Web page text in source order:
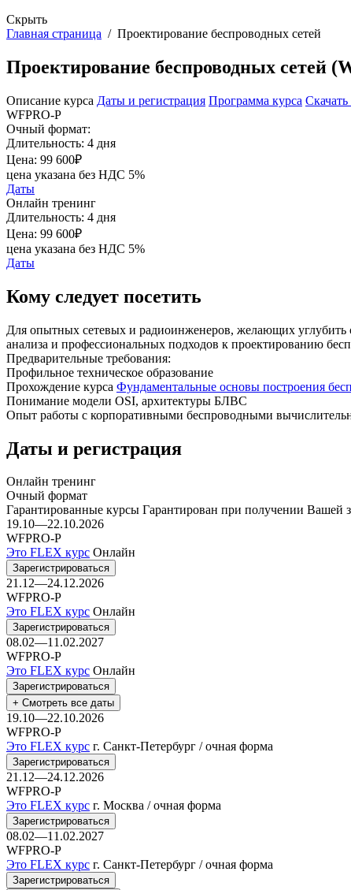
Скрыть
Главная страница / Проектирование беспроводных сетей
Проектирование беспроводных сетей
Описание курса Даты и регистрация Программа курса
WFPRO-P
Очный формат:
Длительность: 4 дня
Цена: 99 600₽
цена указана без НДС 5%
Даты
Онлайн тренинг
Длительность: 4 дня
Цена: 99 600₽
цена указана без НДС 5%
Даты
Кому следует посетить
Для опытных сетевых и радиоинженеров, желающих углубить
анализа и профессиональных подходов к проектированию
Предварительные требования:
Профильное техническое образование
Прохождение курса Фундаментальные основы построения
Понимание модели OSI, архитектуры БЛВС
Опыт работы с корпоративными беспроводными
Даты и регистрация
Онлайн тренинг
Очный формат
Гарантированные курсы Гарантирован при получении Вашей
19.10—22.10.2026
WFPRO-P
Это FLEX курс Онлайн
Зарегистрироваться
21.12—24.12.2026
WFPRO-P
Это FLEX курс Онлайн
Зарегистрироваться
08.02—11.02.2027
WFPRO-P
Это FLEX курс Онлайн
Зарегистрироваться
+ Смотреть все даты
19.10—22.10.2026
WFPRO-P
Это FLEX курс г. Санкт-Петербург / очная форма
Зарегистрироваться
21.12—24.12.2026
WFPRO-P
Это FLEX курс г. Москва / очная форма
Зарегистрироваться
08.02—11.02.2027
WFPRO-P
Это FLEX курс г. Санкт-Петербург / очная форма
Зарегистрироваться